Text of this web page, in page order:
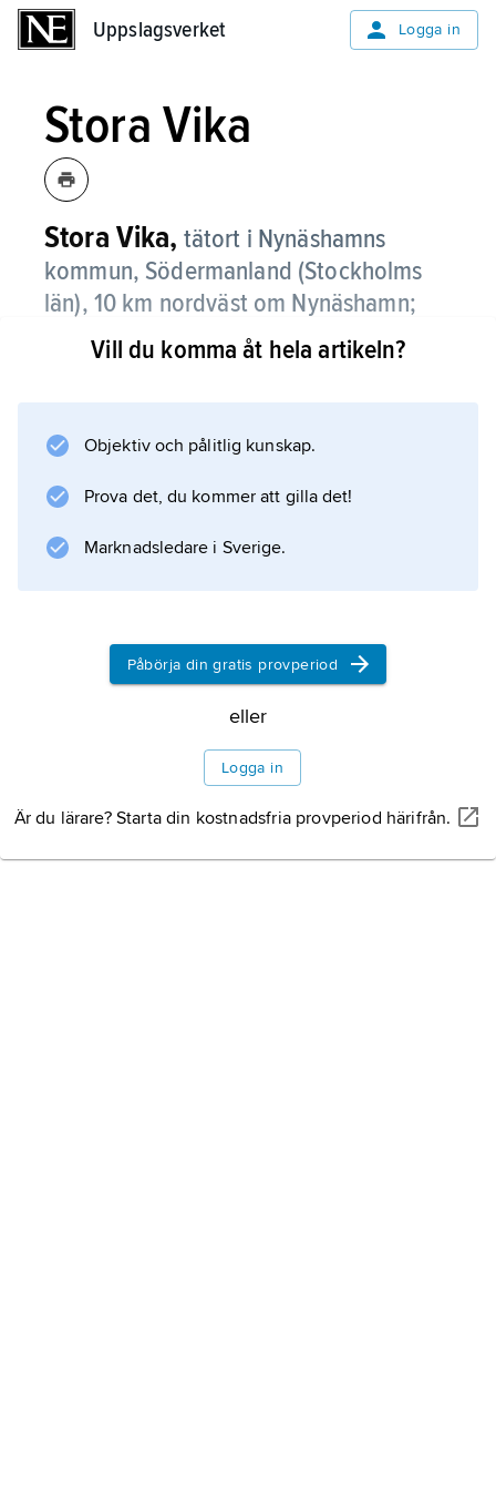
Uppslagsverket Logga in
Stora Vika
Stora Vika, tätort i Nynäshamns
kommun, Södermanland (Stockholms
län), 10 km nordväst om Nynäshamn;
invånare (2021) .
kalkfyndighet. Numera är cementfabriken
exempelvis Nynäshamn.
Vill du komma åt hela artikeln?
Objektiv och pålitlig kunskap.
Prova det, du kommer att gilla det!
Marknadsledare i Sverige.
Påbörja din gratis provperiod
eller
Logga in
Är du lärare? Starta din kostnadsfria provperiod härifrån.